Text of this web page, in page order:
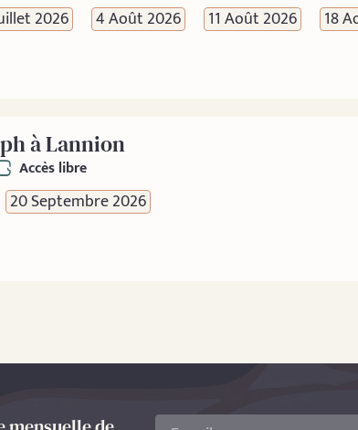
2026 4 Août 2026 11 Août 2026
18
à Lannion
Accès libre
20 Septembre 2026